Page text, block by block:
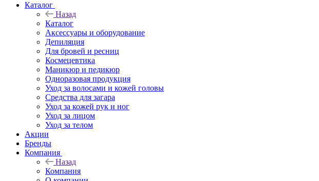
Каталог
Назад
Каталог
Аксессуары и оборудование
Депиляция
Для бровей и ресниц
Космецевтика
Маникюр и педикюр
Одноразовая продукция
Уход за волосами и кожей головы
Средства для загара
Уход за кожей рук и ног
Уход за лицом
Уход за телом
Акции
Бренды
Компания
Назад
Компания